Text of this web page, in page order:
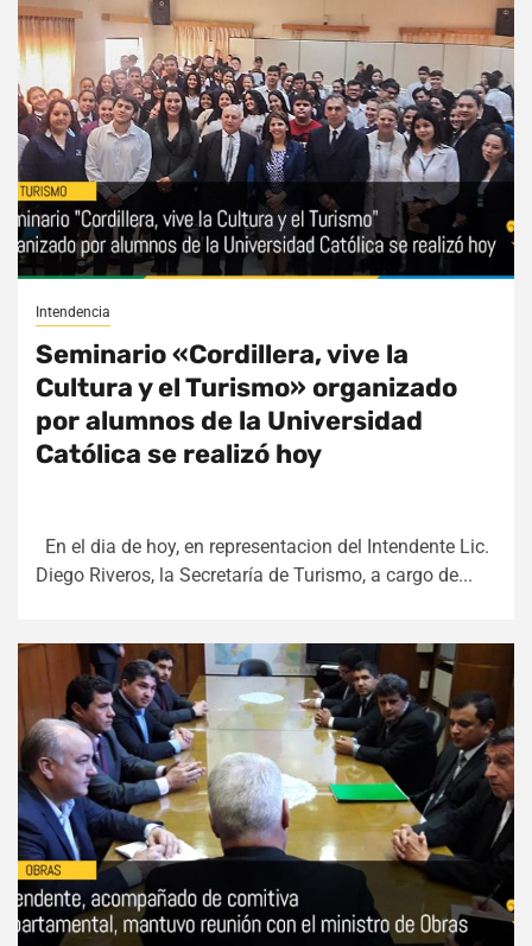
Intendencia
Seminario «Cordillera, vive la
Cultura y el Turismo» organizado
por alumnos de la Universidad
Católica se realizó hoy
En el dia de hoy, en representacion del Intendente Lic.
Diego Riveros, la Secretaría de Turismo, a cargo de...